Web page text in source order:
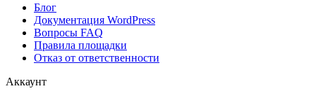
Блог
Документация WordPress
Вопросы FAQ
Правила площадки
Отказ от ответственности
Аккаунт